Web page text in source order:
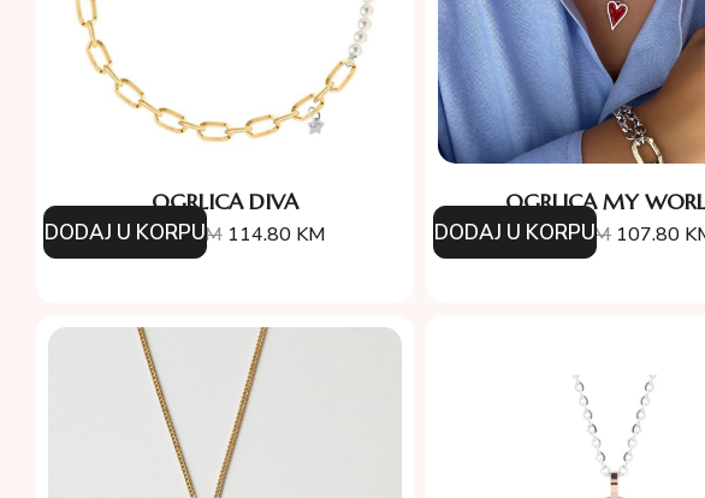
OGRLICA DIVA
164.00KM 114.80 KM
DODAJ U KORPU
OGRLICA MY
154.00KM 107.80
DODAJ U KORPU